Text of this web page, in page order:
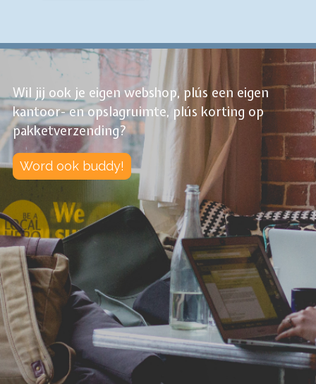
Wil jij ook je eigen webshop, plús een eigen
kantoor- en opslagruimte, plús korting op
pakketverzending?
Word ook buddy!